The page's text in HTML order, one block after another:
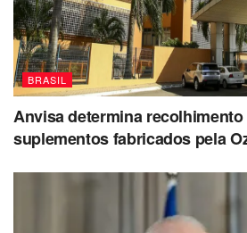
BRASIL
Anvisa determina
suplementos fabricados pela